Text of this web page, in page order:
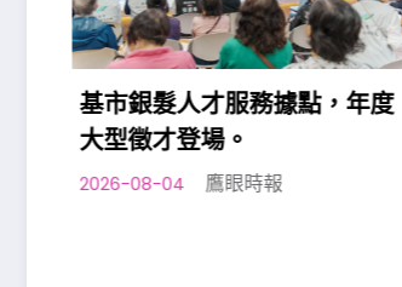
基市銀髮人才服務據點，年度
大型徵才登場。
2026-08-04 鷹眼時報